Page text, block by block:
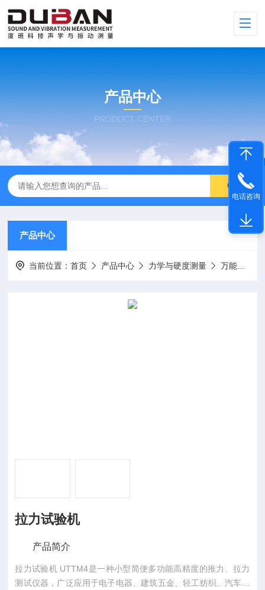
产品中心
PRODUCT CENTER
产品中心
当前位置：首页 产品中心 力学与硬度测量 万能拉力试验机
拉力试验机
产品简介
拉力试验机 UTTM4是一种小型简便多功能高精度的推力、拉力
测试仪器，广泛应用于电子电器、建筑五金、轻工纺织、汽车配
电话咨询